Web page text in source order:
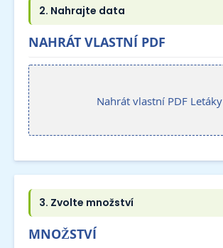
MNOŽSTVÍ
NAHRÁT VLASTNÍ PDF
Nahrát vlastní PDF Letáky